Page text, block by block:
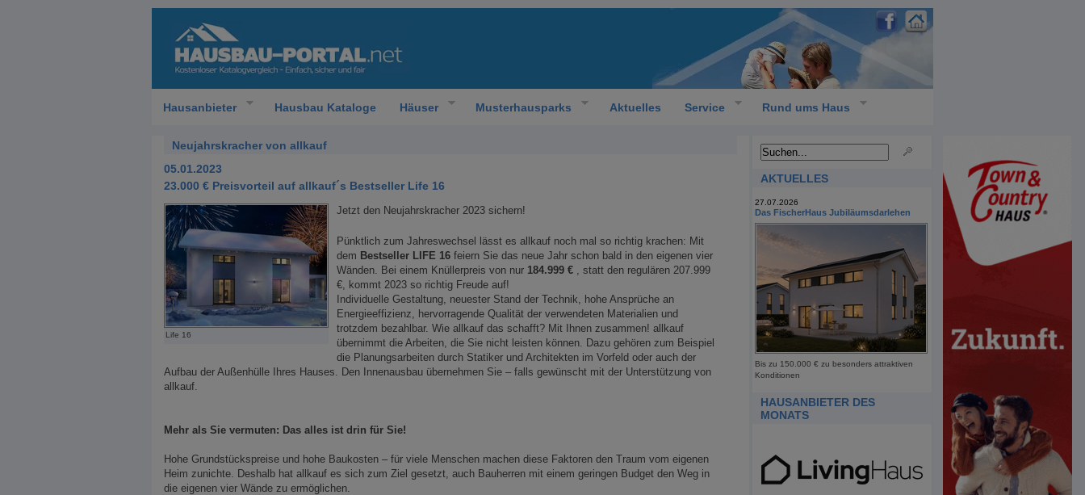
Hausanbieter Hausbau Kataloge Häuser Musterhausparks Aktuelles Service Rund ums Haus
Neujahrskracher von allkauf
05.01.2023
23.000 € Preisvorteil auf allkauf´s Bestseller Life 16
Life 16
Jetzt den Neujahrskracher 2023 sichern!
Pünktlich zum Jahreswechsel lässt es allkauf noch mal so richtig krachen: Mit
dem Bestseller LIFE 16 feiern Sie das neue Jahr schon bald in den eigenen vier
Wänden. Bei einem Knüllerpreis von nur 184.999 € , statt den regulären 207.999
€, kommt 2023 so richtig Freude auf!
Individuelle Gestaltung, neuester Stand der Technik, hohe Ansprüche an
Energieeffizienz, hervor­ragende Qualität der verwendeten Materialien und
trotzdem bezahlbar. Wie allkauf das schafft? Mit Ihnen zusammen! allkauf
übernimmt die Arbeiten, die Sie nicht leisten können. Dazu gehören zum Beispiel
die Planungsarbeiten durch Statiker und Architekten im Vorfeld oder auch der
Aufbau der Außenhülle Ihres Hauses. Den Innenausbau übernehmen Sie – falls gewünscht mit der Unterstützung von
allkauf.
Mehr als Sie vermuten: Das alles ist drin für Sie!
Hohe Grundstückspreise und hohe Baukosten – für viele Menschen machen diese Faktoren den Traum vom eigenen
Heim zunichte. Deshalb hat allkauf es sich zum Ziel gesetzt, auch Bauherren mit einem geringen Budget den Weg in
die eigenen vier Wände zu ermöglichen.
AKTUELLES
27.07.2026
Das FischerHaus Jubiläumsdarlehen
Bis zu 150.000 € zu besonders attraktiven
Konditionen
HAUSANBIETER DES
MONATS